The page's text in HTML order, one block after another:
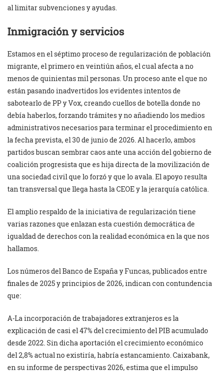
al limitar subvenciones y ayudas.
Inmigración y servicios
Estamos en el séptimo proceso de regularización de población
migrante, el primero en veintiún años, el cual afecta a no
menos de quinientas mil personas. Un proceso ante el que no
están pasando inadvertidos los evidentes intentos de
sabotearlo de PP y Vox, creando cuellos de botella donde no
debía haberlos, forzando trámites y no añadiendo los medios
administrativos necesarios para terminar el procedimiento en
la fecha prevista, el 30 de junio de 2026. Al hacerlo, ambos
partidos buscan sembrar caos ante una acción del gobierno de
coalición progresista que es hija directa de la movilización de
una sociedad civil que lo forzó y que lo avala. El apoyo resulta
tan transversal que llega hasta la CEOE y la jerarquía católica.
El amplio respaldo de la iniciativa de regularización tiene
varias razones que enlazan esta cuestión democrática de
igualdad de derechos con la realidad económica en la que nos
hallamos.
Los números del Banco de España y Funcas, publicados entre
finales de 2025 y principios de 2026, indican con contundencia
que:
A-La incorporación de trabajadores extranjeros es la
explicación de casi el 47% del crecimiento del PIB acumulado
desde 2022. Sin dicha aportación el crecimiento económico
del 2,8% actual no existiría, habría estancamiento. Caixabank,
en su informe de perspectivas 2026, estima que el impulso